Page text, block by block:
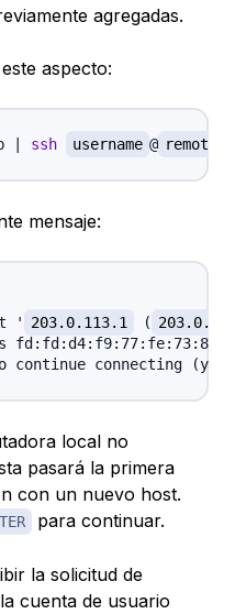
agregadas.
aspecto:
ssh username @
mensaje:
'
203.0.113.1 (
continue connecting
local no
pasará la primera
con un nuevo host.
para continuar.
la solicitud de
cuenta de usuario